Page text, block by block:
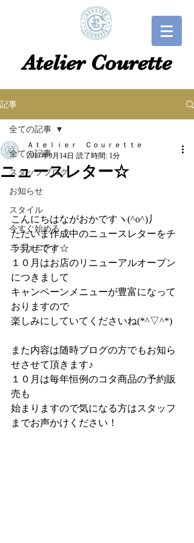
​​Atelier Courette​
記事
全ての記事
スタッフブログ
お知らせ
スタイル
今すぐ始める
コミュニティ
全ての記事
ニュースレター☆
Ａｔｅｌｉｅｒ Ｃｏｕｒｅｔｔｅ
2017年9月14日 読了時間: 1分
こんにちはながおかですヽ(^o^)丿
ただいま作成中のニュースレターをチ
ラ見せです☆
１０月はお店のリニューアルオープン
につきまして
キャンペーンメニューが豊富になって
おりますので
楽しみにしていてくださいね(*^▽^*)
また内容は随時ブログの方でもお知ら
せさせて頂きます♪
１０月は毎年恒例のコタ商品の予約販
売も
始まりますので気になる方はスタッフ
までお声かけください！